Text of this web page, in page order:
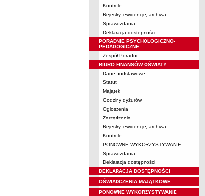
Kontrole
Rejestry, ewidencje, archiwa
Sprawozdania
Deklaracja dostępności
PORADNIE PSYCHOLOGICZNO-
PEDAGOGICZNE
Zespół Poradni
BIURO FINANSÓW OŚWIATY
Dane podstawowe
Statut
Majątek
Godziny dyżurów
Ogłoszenia
Zarządzenia
Rejestry, ewidencje, archiwa
Kontrole
PONOWNE WYKORZYSTYWANIE
Sprawozdania
Deklaracja dostępności
DEKLARACJA DOSTĘPNOŚCI
OŚWIADCZENIA MAJĄTKOWE
PONOWNE WYKORZYSTYWANIE